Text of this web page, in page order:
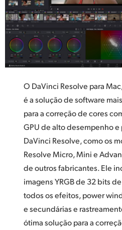
United States
O DaVinci Resolve para
é a solução de software
para a correção de cores
GPU de alto desempenho
DaVinci Resolve, como os
Resolve Micro,Mini e
de outros fabricantes. Ele
imagens YRGB de 32 bits
todos os efeitos, power
e secundárias e
ótima solução para a